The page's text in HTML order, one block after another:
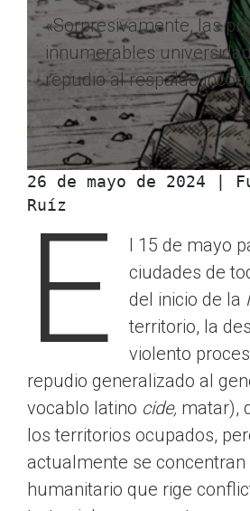
«Sorpresivamente, las
innumerables
repudio al respaldo
26 de mayo de 2024 |
Ruíz
E
l 15 de mayo
ciudades de
del inicio de la
territorio, la
violento
repudio generalizado al
vocablo latino cide, matar),
los territorios ocupados,
actualmente se
humanitario que rige